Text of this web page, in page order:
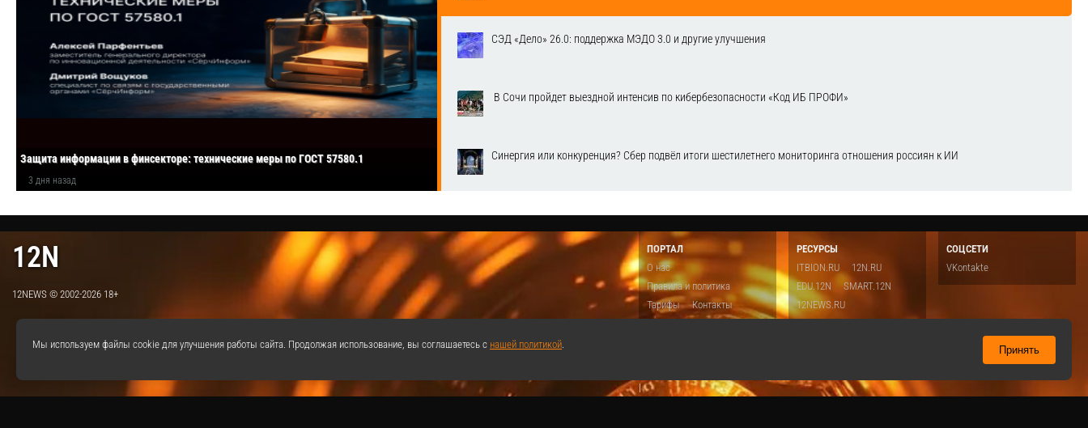
Защита информации в финсекторе: технические меры по ГОСТ 57580.1
3 дня назад
СЭД «Дело» 26.0: поддержка МЭДО 3.0 и другие улучшения
​ В Сочи пройдет выездной интенсив по кибербезопасности «Код ИБ ПРОФИ»
Синергия или конкуренция? Сбер подвёл итоги шестилетнего мониторинга отношения россиян к ИИ
12N
12NEWS © 2002-2026 18+
ПОРТАЛ
О нас
Правила и политика
Тарифы
Контакты
РЕСУРСЫ
ITBION.RU
12N.RU
EDU.12N
SMART.12N
12NEWS.RU
СОЦСЕТИ
VKontakte
|
Мы используем файлы cookie для улучшения работы сайта. Продолжая использование, вы соглашаетесь с нашей политикой. Принять